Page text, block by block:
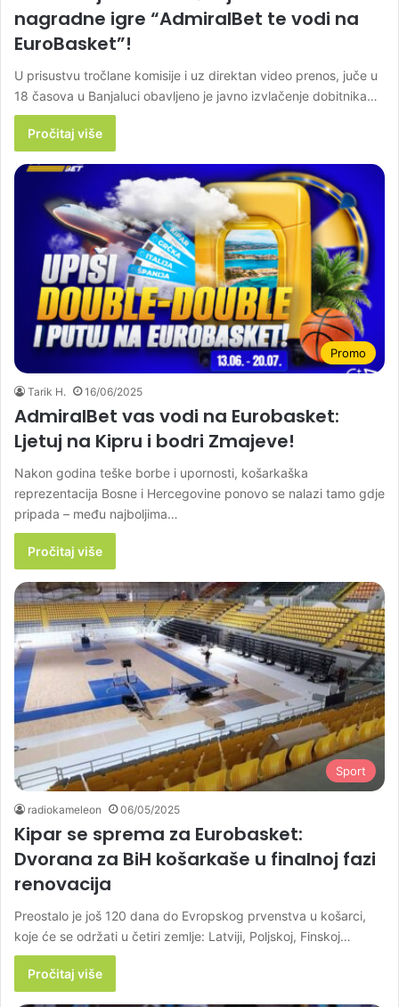
nagradne igre “AdmiralBet te vodi na
EuroBasket”!
U prisustvu tročlane komisije i uz direktan video prenos, juče u
18 časova u Banjaluci obavljeno je javno izvlačenje dobitnika…
Pročitaj više
Promo
Tarik H. 16/06/2025
AdmiralBet vas vodi na Eurobasket:
Ljetuj na Kipru i bodri Zmajeve!
Nakon godina teške borbe i upornosti, košarkaška
reprezentacija Bosne i Hercegovine ponovo se nalazi tamo gdje
pripada – među najboljima…
Pročitaj više
Sport
radiokameleon 06/05/2025
Kipar se sprema za Eurobasket:
Dvorana za BiH košarkaše u finalnoj fazi
renovacija
Preostalo je još 120 dana do Evropskog prvenstva u košarci,
koje će se održati u četiri zemlje: Latviji, Poljskoj, Finskoj…
Pročitaj više